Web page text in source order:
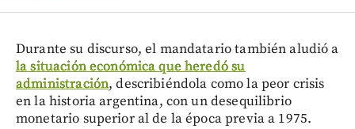
Durante su discurso, el mandatario también aludió a
la situación económica que heredó su
administración, describiéndola como la peor crisis
en la historia argentina, con un desequilibrio
monetario superior al de la época previa a 1975.